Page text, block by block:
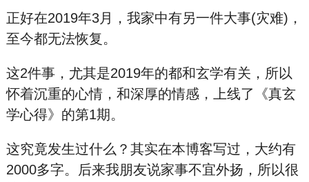
正好在2019年3月，我家中有另一件大事(灾难)，
至今都无法恢复。
这2件事，尤其是2019年的都和玄学有关，所以
怀着沉重的心情，和深厚的情感，上线了《真玄
学心得》的第1期。
这究竟发生过什么？其实在本博客写过，大约有
2000多字。后来我朋友说家事不宜外扬，所以很